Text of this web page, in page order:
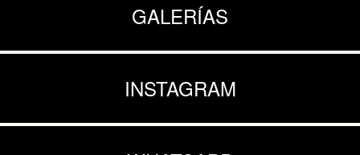
GALERÍAS
INSTAGRAM